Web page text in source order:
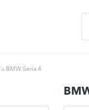
» BMW Seria 4